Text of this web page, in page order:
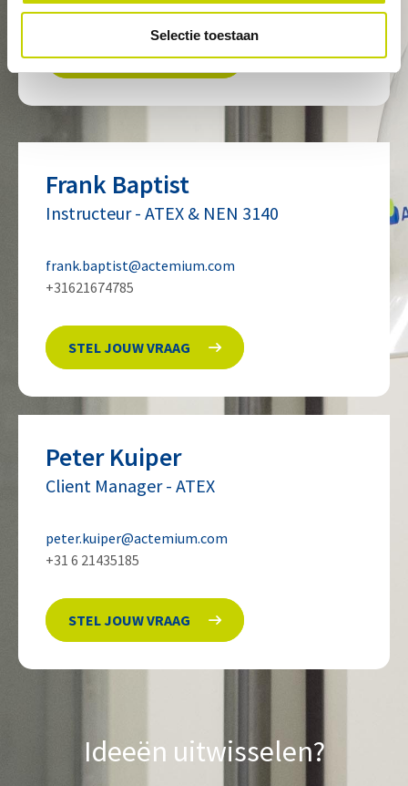
Selectie toestaan
STEL JOUW VRAAG
Frank Baptist
Instructeur- ATEX & NEN 3140
frank.baptist@actemium.com
+31621674785
STEL JOUW VRAAG
Peter Kuiper
Client Manager- ATEX
peter.kuiper@actemium.com
+31 6 21435185
STEL JOUW VRAAG
Ideeën uitwisselen?